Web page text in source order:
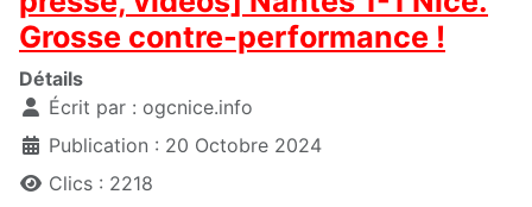
Grosse contre-performance !
Détails
Écrit par : ogcnice.info
Publication : 20 Octobre 2024
Clics : 2218